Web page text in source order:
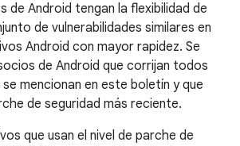
de Android tengan la flexibilidad de
de vulnerabilidades similares en
Android con mayor rapidez. Se
de Android que corrijan todos
mencionan en este boletín y que
de seguridad más reciente.
que usan el nivel de parche de